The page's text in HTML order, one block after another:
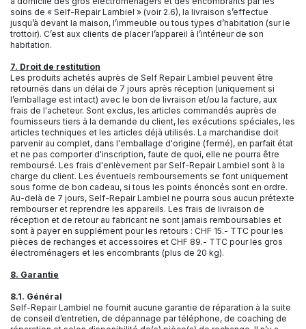
soins de « Self-Repair Lambiel » (voir 2.6), la livraison s’effectue
jusqu’à devant la maison, l’immeuble ou tous types d’habitation (sur le
trottoir). C’est aux clients de placer l’appareil à l’intérieur de son
habitation.
7. Droit de restitution
Les produits achetés auprès de Self Repair Lambiel peuvent être
retournés dans un délai de 7 jours après réception (uniquement si
l’emballage est intact) avec le bon de livraison et/ou la facture, aux
frais de l'acheteur. Sont exclus, les articles commandés auprès de
fournisseurs tiers à la demande du client, les exécutions spéciales, les
articles techniques et les articles déjà utilisés. La marchandise doit
parvenir au complet, dans l'emballage d'origine (fermé), en parfait état
et ne pas comporter d'inscription, faute de quoi, elle ne pourra être
remboursé. Les frais d'enlèvement par Self-Repair Lambiel sont à la
charge du client. Les éventuels remboursements se font uniquement
sous forme de bon cadeau, si tous les points énoncés sont en ordre.
Au-delà de 7 jours, Self-Repair Lambiel ne pourra sous aucun prétexte
rembourser et reprendre les appareils. Les frais de livraison de
réception et de retour au fabricant ne sont jamais remboursables et
sont à payer en supplément pour les retours : CHF 15.- TTC pour les
pièces de rechanges et accessoires et CHF 89.- TTC pour les gros
électroménagers et les encombrants (plus de 20 kg).
8. Garantie
8.1. Général
Self-Repair Lambiel ne fournit aucune garantie de réparation à la suite
de conseil d’entretien, de dépannage par téléphone, de coaching de